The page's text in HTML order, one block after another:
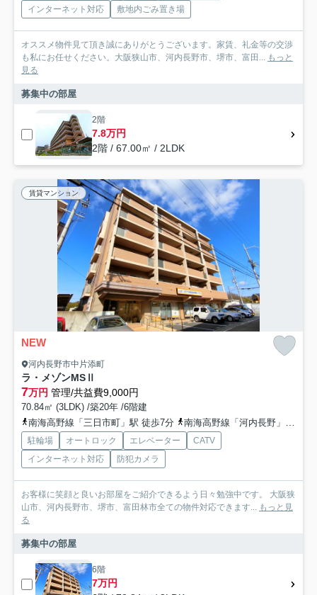
インターネット対応
敷地内ごみ置き場
オススメ物件見て頂き誠にありがとうございます。家賃、礼金等の交渉
も私にお任せください。大阪狭山市、河内長野市、堺市、富田... もっと
見る
募集中の部屋
2階
7.8万円
2階 / 67.00㎡ / 2LDK
賃貸マンション
NEW
河内長野市中片添町
ラ・メゾンMSⅡ
7万円 管理/共益費9,000円
70.84㎡ (3LDK) /築20年 /6階建
南海高野線「三日市町」駅 徒歩7分
南海高野線「河内長野」駅 徒歩32分
駐輪場 オートロック エレベーター
CATV
インターネット対応
防犯カメラ
お客様に笑顔と良いお部屋をご紹介できるよう日々勉強中です。 大阪狭
山市、河内長野市、堺市、富田林市全ての物件対応できます... もっと見
る
募集中の部屋
6階
7万円